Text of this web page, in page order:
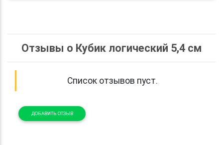
Отзывы о Кубик логический 5,4 см
Список отзывов пуст.
ДОБАВИТЬ ОТЗЫВ